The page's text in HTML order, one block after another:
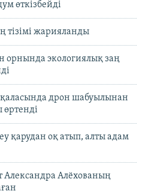
өткізбейді
тізімі жарияланды
орнында экологиялық заң
қаласында дрон шабуылынан
қарудан оқ атып, алты адам
Александра Алёхованың